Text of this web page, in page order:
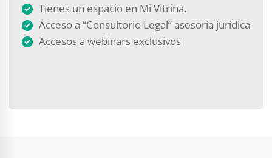
Tienes un espacio en Mi Vitrina.
Acceso a “Consultorio Legal” asesoría jurídica
Accesos a webinars exclusivos